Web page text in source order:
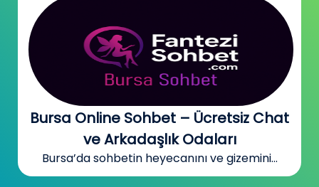
Bursa Online Sohbet – Ücretsiz Chat
ve Arkadaşlık Odaları
Bursa’da sohbetin heyecanını ve gizemini...